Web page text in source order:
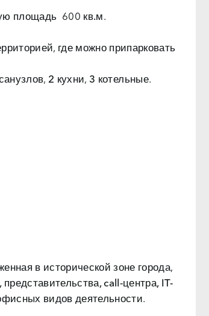
площадь 600 кв.м.
где можно припарковать
, 2 кухни,3 котельные.
в исторической зоне города,
call-центра, IT-
видов деятельности.